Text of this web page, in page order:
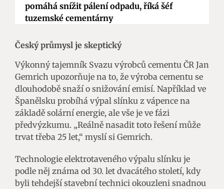
pomáhá snížit pálení odpadu, říká šéf
tuzemské cementárny
Český průmysl je skeptický
Výkonný tajemník Svazu výrobců cementu ČR Jan
Gemrich upozorňuje na to, že výroba cementu se
dlouhodobě snaží o snižování emisí. Například ve
Španělsku probíhá výpal slínku z vápence na
základě solární energie, ale vše je ve fázi
předvýzkumu. „Reálně nasadit toto řešení může
trvat třeba 25 let,“ myslí si Gemrich.
Technologie elektrotaveného výpalu slínku je
podle něj známa od 30. let dvacátého století, kdy
byli tehdejší stavební technici okouzleni snadnou